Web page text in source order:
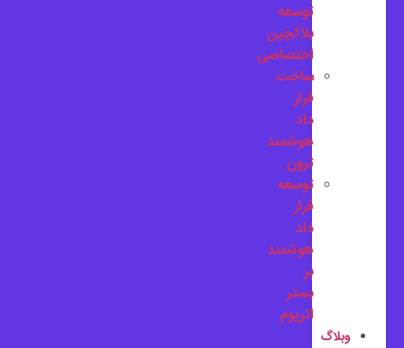
توسعه
بلاکچین
اختصاصی
ساخت
قرار
داد
هوشمند
ترون
توسعه
قرار
داد
هوشمند
بر
بستر
اتریوم
وبلاگ